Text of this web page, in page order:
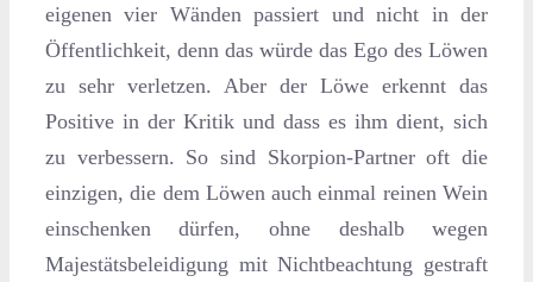
eigenen vier Wänden passiert und nicht in der
Öffentlichkeit, denn das würde das Ego des Löwen
zu sehr verletzen. Aber der Löwe erkennt das
Positive in der Kritik und dass es ihm dient, sich
zu verbessern. So sind Skorpion-Partner oft die
einzigen, die dem Löwen auch einmal reinen Wein
einschenken dürfen, ohne deshalb wegen
Majestätsbeleidigung mit Nichtbeachtung gestraft